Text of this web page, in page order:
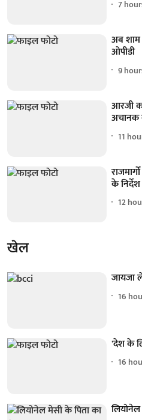
7
अब शाम
ओपीडी
9
आरजी
अचानक
11
के निर्देश
12
खेल
जायजा
16
'देश के
16